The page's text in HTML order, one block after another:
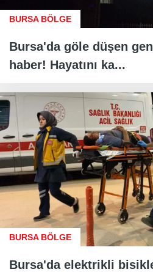
BURSA BÖLGE
Bursa'da göle düşen
haber! Hayatını ka...
BURSA BÖLGE
Bursa'da elektrikli